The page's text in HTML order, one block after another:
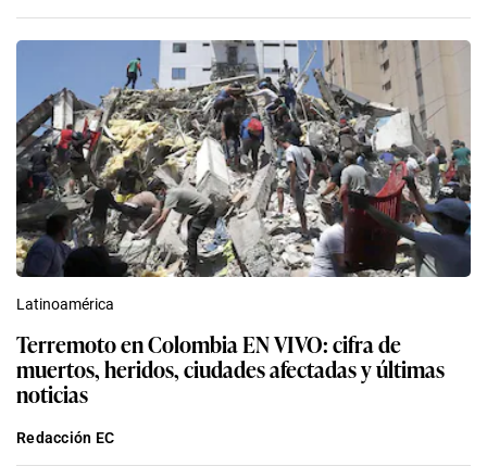
Latinoamérica
Terremoto en Colombia EN VIVO: cifra de
muertos, heridos, ciudades afectadas y últimas
noticias
Redacción EC